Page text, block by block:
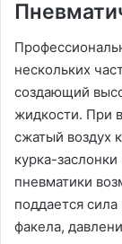
нескольких
создающий
жидкости. При
сжатый воздух
курка-
пневматики
поддается
факела,